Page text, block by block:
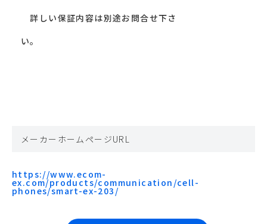
詳しい保証内容は別途お問合せ下さ
い。
メーカーホームページURL
https://www.ecom-
ex.com/products/communication/cell-
phones/smart-ex-203/